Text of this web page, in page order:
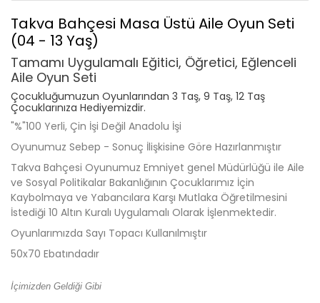
Takva Bahçesi Masa Üstü Aile Oyun Seti
(04 - 13 Yaş)
Tamamı Uygulamalı Eğitici, Öğretici, Eğlenceli
Aile Oyun Seti
Çocukluğumuzun Oyunlarından 3 Taş, 9 Taş, 12 Taş
Çocuklarınıza Hediyemizdir.
"%"100 Yerli, Çin İşi Değil Anadolu İşi
Oyunumuz Sebep - Sonuç İlişkisine Göre Hazırlanmıştır
Takva Bahçesi Oyunumuz Emniyet genel Müdürlüğü ile Aile
ve Sosyal Politikalar Bakanlığının Çocuklarımız İçin
Kaybolmaya ve Yabancılara Karşı Mutlaka Öğretilmesini
İstediği 10 Altın Kuralı Uygulamalı Olarak İşlenmektedir.
Oyunlarımızda Sayı Topacı Kullanılmıştır
50x70 Ebatındadır
İçimizden Geldiği Gibi